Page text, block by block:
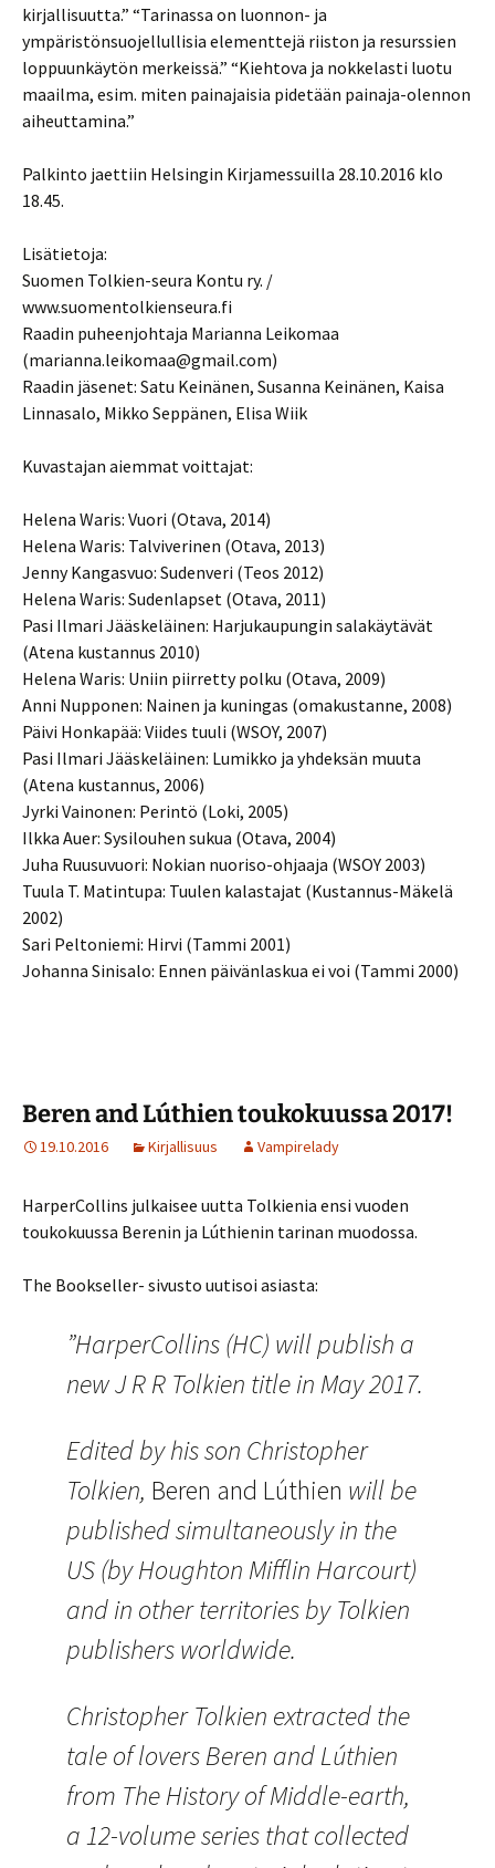
kirjallisuutta.” “Tarinassa on luonnon- ja
ympäristönsuojellullisia elementtejä riiston ja resurssien
loppuunkäytön merkeissä.” “Kiehtova ja nokkelasti luotu
maailma, esim. miten painajaisia pidetään painaja-olennon
aiheuttamina.”
Palkinto jaettiin Helsingin Kirjamessuilla 28.10.2016 klo
18.45.
Lisätietoja:
Suomen Tolkien-seura Kontu ry. /
www.suomentolkienseura.fi
Raadin puheenjohtaja Marianna Leikomaa
(marianna.leikomaa@gmail.com)
Raadin jäsenet: Satu Keinänen, Susanna Keinänen, Kaisa
Linnasalo, Mikko Seppänen, Elisa Wiik
Kuvastajan aiemmat voittajat:
Helena Waris: Vuori (Otava, 2014)
Helena Waris: Talviverinen (Otava, 2013)
Jenny Kangasvuo: Sudenveri (Teos 2012)
Helena Waris: Sudenlapset (Otava, 2011)
Pasi Ilmari Jääskeläinen: Harjukaupungin salakäytävät
(Atena kustannus 2010)
Helena Waris: Uniin piirretty polku (Otava, 2009)
Anni Nupponen: Nainen ja kuningas (omakustanne, 2008)
Päivi Honkapää: Viides tuuli (WSOY, 2007)
Pasi Ilmari Jääskeläinen: Lumikko ja yhdeksän muuta
(Atena kustannus, 2006)
Jyrki Vainonen: Perintö (Loki, 2005)
Ilkka Auer: Sysilouhen sukua (Otava, 2004)
Juha Ruusuvuori: Nokian nuoriso-ohjaaja (WSOY 2003)
Tuula T. Matintupa: Tuulen kalastajat (Kustannus-Mäkelä
2002)
Sari Peltoniemi: Hirvi (Tammi 2001)
Johanna Sinisalo: Ennen päivänlaskua ei voi (Tammi 2000)
Beren and Lúthien toukokuussa 2017!
19.10.2016 Kirjallisuus Vampirelady
HarperCollins julkaisee uutta Tolkienia ensi vuoden
toukokuussa Berenin ja Lúthienin tarinan muodossa.
The Bookseller- sivusto uutisoi asiasta:
”HarperCollins (HC) will publish a
new J R R Tolkien title in May 2017.
Edited by his son Christopher
Tolkien, Beren and Lúthien will be
published simultaneously in the
US (by Houghton Mifflin Harcourt)
and in other territories by Tolkien
publishers worldwide.
Christopher Tolkien extracted the
tale of lovers Beren and Lúthien
from The History of Middle-earth,
a 12-volume series that collected